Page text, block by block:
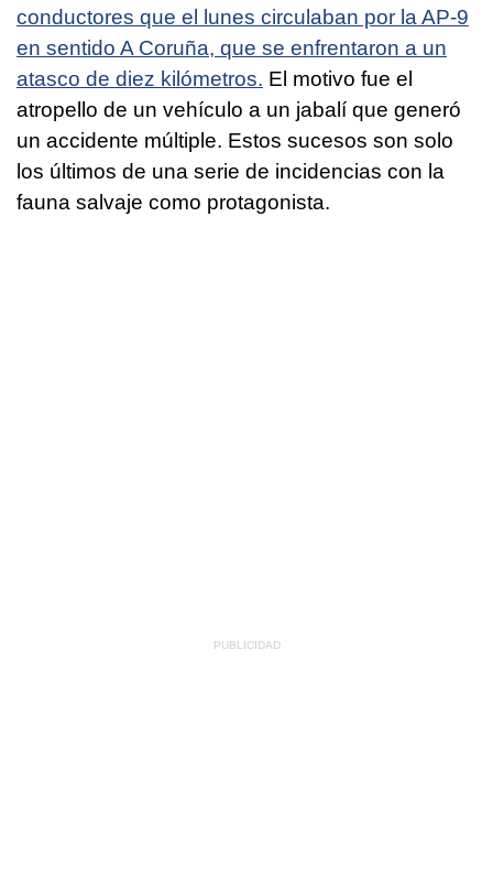
conductores que el lunes circulaban por la AP-9
en sentido A Coruña, que se enfrentaron a un
atasco de diez kilómetros. El motivo fue el
atropello de un vehículo a un jabalí que generó
un accidente múltiple. Estos sucesos son solo
los últimos de una serie de incidencias con la
fauna salvaje como protagonista.